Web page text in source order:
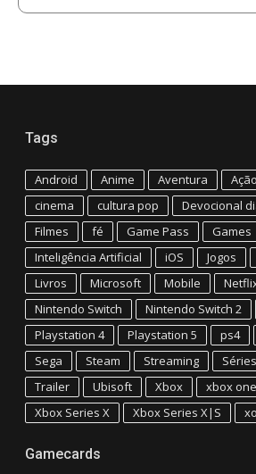
Tags
Android Anime Aventura Ação
cinema
cultura pop Devocional
Filmes
fé Game Pass Games
Inteligência Artificial
iOS Jogos
Livros
Microsoft Mobile
Nintendo Switch
Nintendo Switch 2
Playstation 4
Playstation 5 ps4
Sega
Steam Streaming Séries
Trailer
Ubisoft Xbox xbox one
Xbox Series X
Xbox Series X|S
Gamecards